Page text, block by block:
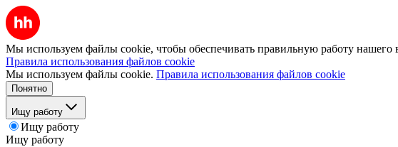
Мы используем файлы cookie, чтобы обеспечивать правильную работу нашего
Правила использования файлов cookie
Мы используем файлы cookie. Правила использования файлов cookie
Понятно
Ищу работу
Ищу работу
Ищу работу